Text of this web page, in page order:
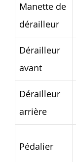
Manette de
dérailleur
Dérailleur
avant
Dérailleur
arrière
Pédalier